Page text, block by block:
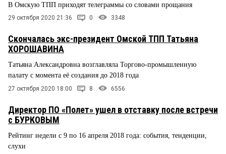
В Омскую ТПП приходят телеграммы со словами прощания
29 октября 2020 21:36 0 3348
Скончалась экс-президент Омской ТПП Татьяна
ХОРОШАВИНА
Татьяна Александровна возглавляла Торгово-промышленную
палату с момента её создания до 2018 года
27 октября 2020 18:00 8 6556
Директор ПО «Полет» ушел в отставку после встречи
с БУРКОВЫМ
Рейтинг недели с 9 по 16 апреля 2018 года: события, тенденции,
слухи